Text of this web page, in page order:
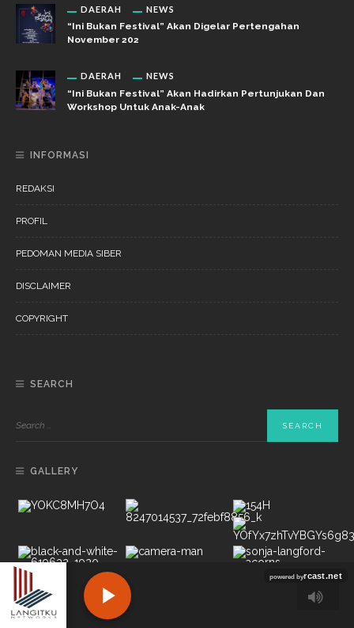
DAERAH NEWS
“Ini Bukan Festival” Akan Digelar Pertengahan
November 202
DAERAH NEWS
“Ini Bukan Festival” Akan Hadirkan Pertunjukan Dan
Workshop Untuk Anak-Anak
INFORMASI
REDAKSI
PROFIL
PEDOMAN MEDIA SIBER
DISCLAIMER
COPYRIGHT
SEARCH
GALLERY
Copyright ©2022 PT LANGITKU MEDIA NETWORKS